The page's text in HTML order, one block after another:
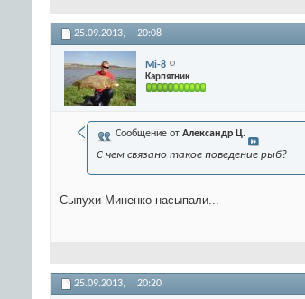
25.09.2013, 20:08
Mi-8
Карпятник
Сообщение от Александр Ц.
С чем связано такое поведение рыб?
Сыпухи Миненко насыпали...
25.09.2013, 20:20